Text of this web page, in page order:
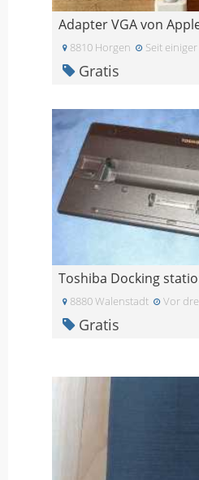
Adapter VGA von
8810 Horgen Seit
Gratis
Toshiba Docking
8880 Walenstadt Vor
Gratis